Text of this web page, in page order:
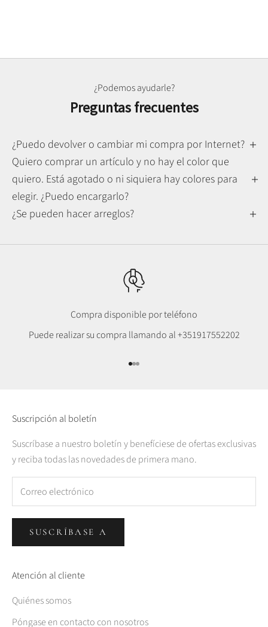
¿Podemos ayudarle?
Preguntas frecuentes
¿Puedo devolver o cambiar mi compra por Internet?
Quiero comprar un artículo y no hay el color que
quiero. Está agotado o ni siquiera hay colores para
elegir. ¿Puedo encargarlo?
¿Se pueden hacer arreglos?
Compra disponible por teléfono
Puede realizar su compra llamando al+351917552202
Ir al punto 1
Ir al punto 2
Ir al punto 3
Suscripción al boletín
Suscríbase a nuestro boletín y benefíciese de ofertas exclusivas
y reciba todas las novedades de primera mano.
SUSCRÍBASE A
Atención al cliente
Quiénes somos
Póngase en contacto con nosotros